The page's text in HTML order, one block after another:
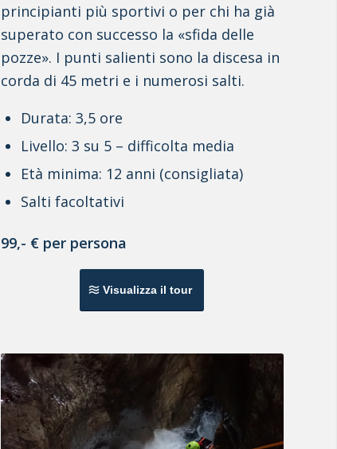
principianti più sportivi o per chi ha già
superato con successo la «sfida delle
pozze». I punti salienti sono la discesa in
corda di 45 metri e i numerosi salti.
Durata: 3,5 ore
Livello: 3 su 5 – difficolta media
Età minima: 12 anni (consigliata)
Salti facoltativi
99,- € per persona
Visualizza il tour